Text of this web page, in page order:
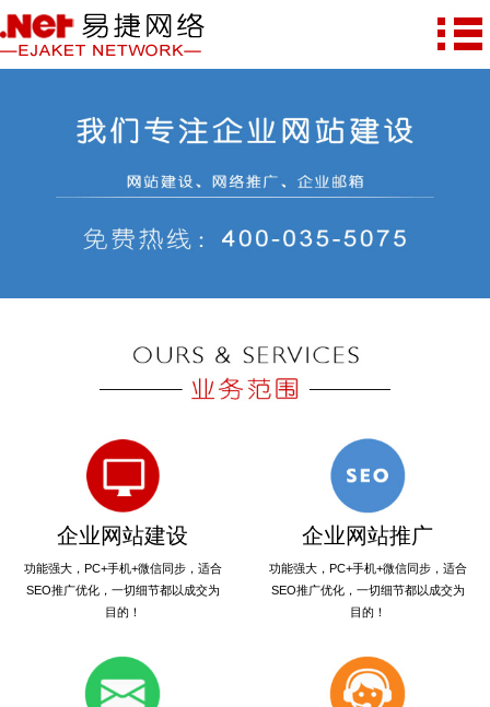
企业网站建设
功能强大，PC+手机+微信同步，适合
SEO推广优化，一切细节都以成交为
目的！
企业网站推广
功能强大，PC+手机+微信同步，适合
SEO推广优化，一切细节都以成交为
目的！